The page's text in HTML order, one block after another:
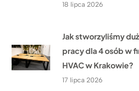
18 lipca 2026
Jak stworzyliśmy
pracy dla 4 osób w
HVAC w Krakowie?
17 lipca 2026